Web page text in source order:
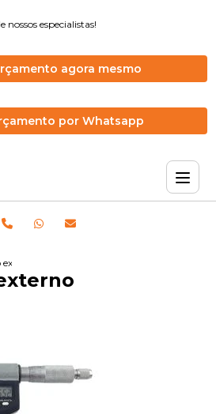
especialistas!
agora mesmo
por Whatsapp